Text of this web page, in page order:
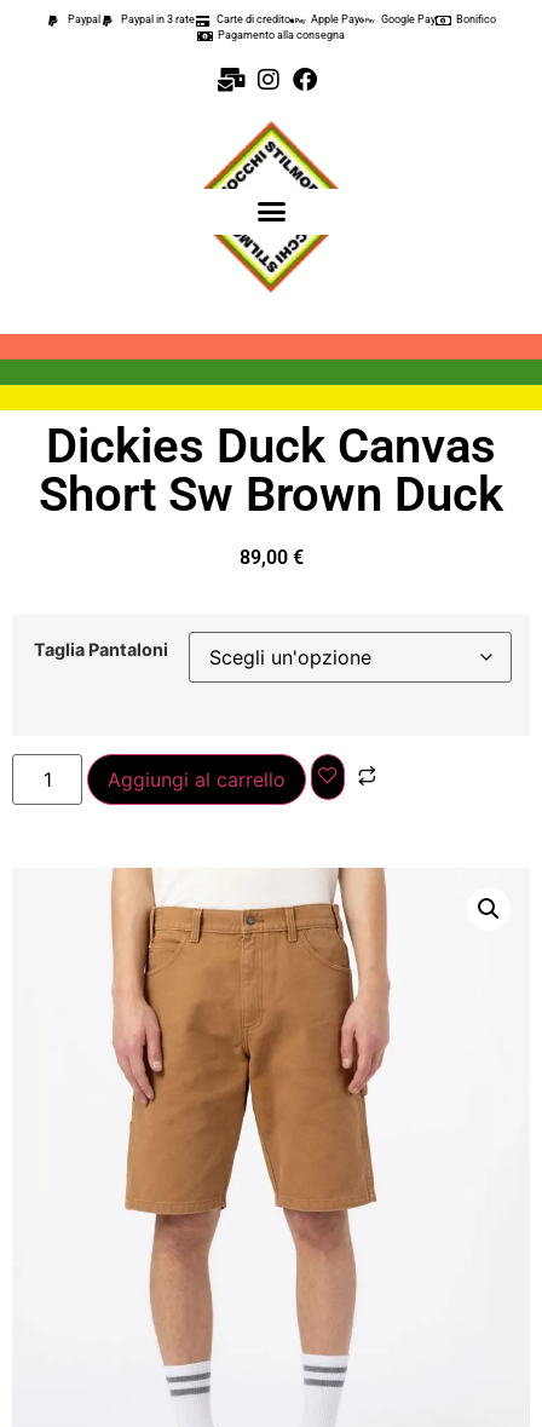
Paypal Paypal in 3 rate Carte di credito Apple Pay Google Pay
Bonifico
Pagamento alla consegna
Dickies Duck Canvas
Short Sw Brown Duck
89,00 €
Taglia Pantaloni
Aggiungi al carrello